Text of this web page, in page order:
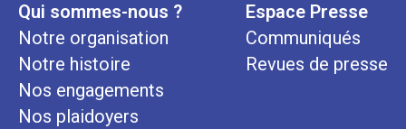
Qui sommes-nous ?
Notre organisation
Notre histoire
Nos engagements
Nos plaidoyers
Espace Presse
Communiqués
Revues de presse